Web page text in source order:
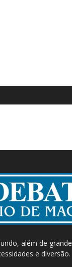
além de
e diversão.